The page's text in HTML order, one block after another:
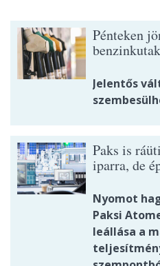
Pénteken
Jelentős
Paks is
iparra, de
Nyomot
Paksi
leállása a